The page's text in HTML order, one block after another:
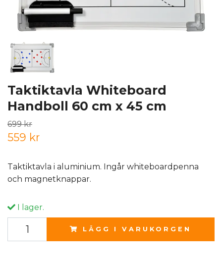
Taktiktavla Whiteboard
Handboll 60 cm x 45 cm
699 kr
559 kr
Taktiktavla i aluminium. Ingår whiteboardpenna
och magnetknappar.
I lager.
LÄGG I VARUKORGEN